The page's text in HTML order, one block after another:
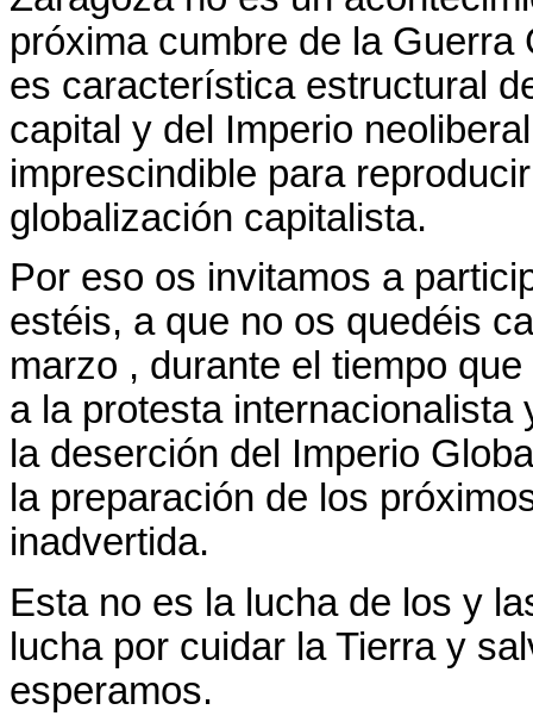
próxima cumbre de la
es característica estructural
capital y del Imperio
imprescindible para
globalización capitalista.
Por eso os invitamos a
estéis, a que no os quedéis
marzo , durante el tiempo
a la protesta internacionalista
la deserción del Imperio
la preparación de los
inadvertida.
Esta no es la lucha de los y
lucha por cuidar la Tierra y
esperamos.